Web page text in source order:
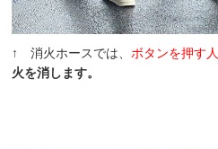
↑ 消火ホースでは、ボタンを押す人
火を消します。